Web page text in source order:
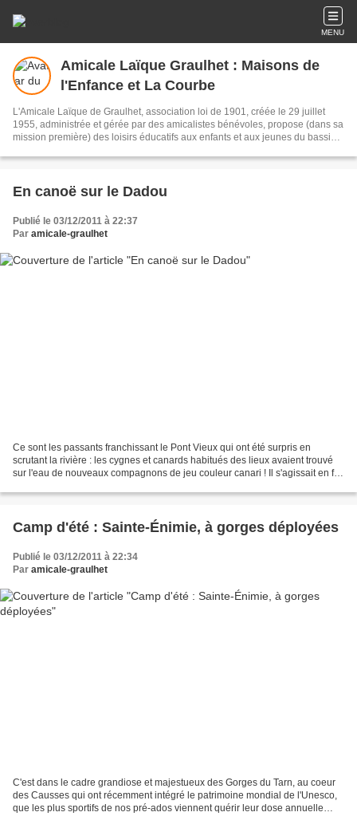
MENU
Amicale Laïque Graulhet : Maisons de
l'Enfance et La Courbe
L'Amicale Laïque de Graulhet, association loi de 1901, créée le 29 juillet
1955, administrée et gérée par des amicalistes bénévoles, propose (dans sa
mission première) des loisirs éducatifs aux enfants et aux jeunes du bassin
En canoë sur le Dadou
Publié le 03/12/2011 à 22:37
Par amicale-graulhet
Ce sont les passants franchissant le Pont Vieux qui ont été surpris en
scrutant la rivière : les cygnes et canards habitués des lieux avaient trouvé
sur l'eau de nouveaux compagnons de jeu couleur canari ! Il s'agissait en fait
Camp d'été : Sainte-Énimie, à gorges déployées
Publié le 03/12/2011 à 22:34
Par amicale-graulhet
C'est dans le cadre grandiose et majestueux des Gorges du Tarn, au coeur
des Causses qui ont récemment intégré le patrimoine mondial de l'Unesco,
que les plus sportifs de nos pré-ados viennent quérir leur dose annuelle